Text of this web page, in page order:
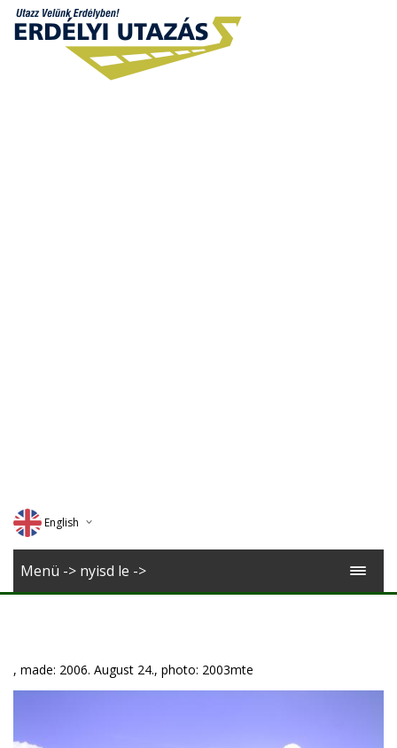
English
Deutsch
Menü -> nyisd le ->
, made: 2006. August 24., photo: 2003mte